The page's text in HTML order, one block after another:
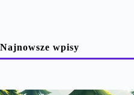
Najnowsze wpisy